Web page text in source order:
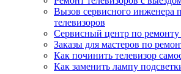
Вызов сервисного инженера
телевизоров
Сервисный центр по ремонту
Заказы для мастеров по
Как починить телевизор
Как заменить лампу